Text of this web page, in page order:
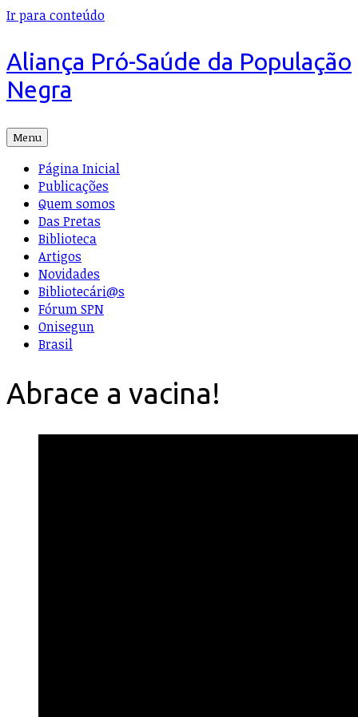
Ir para conteúdo
Aliança Pró-Saúde da População
Negra
Menu
Página Inicial
Publicações
Quem somos
Das Pretas
Biblioteca
Artigos
Novidades
Bibliotecári@s
Fórum SPN
Onisegun
Brasil
Abrace a vacina!